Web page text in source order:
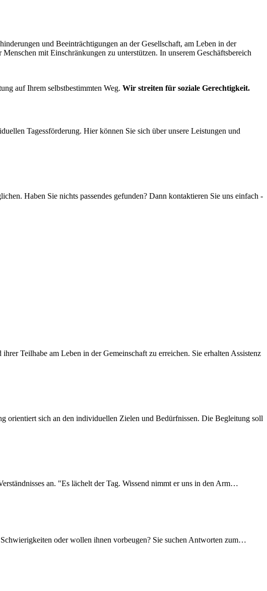
und Beeinträchtigungen an der Gesellschaft, am Leben in der
mit Einschränkungen zu unterstützen. In unserem Geschäftsbereich
auf Ihrem selbstbestimmten Weg. Wir streiten für soziale Gerechtigkeit.
Tagessförderung. Hier können Sie sich über unsere Leistungen und
Haben Sie nichts passendes gefunden? Dann kontaktieren Sie uns einfach -
Teilhabe am Leben in der Gemeinschaft zu erreichen. Sie erhalten Assistenz
orientiert sich an den individuellen Zielen und Bedürfnissen. Die Begleitung soll
an. "Es lächelt der Tag. Wissend nimmt er uns in den Arm…
oder wollen ihnen vorbeugen? Sie suchen Antworten zum…